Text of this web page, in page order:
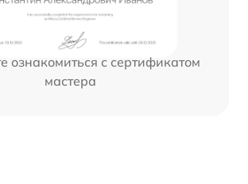
ознакомиться с сертификатом
мастера